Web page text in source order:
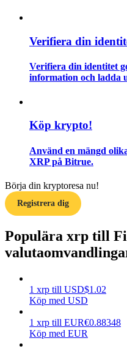
Handelsstrategier
Lär dig hur du håller dig
Verifiera din
Verifiera din identitet
information och ladda
Köp krypto!
Använd en mängd
XRP på Bitrue.
Börja din kryptoresa nu!
Registrera dig
Populära xrp till
1 xrp till USD$1.02
Köp med USD
1 xrp till EUR€0.88348
Köp med EUR